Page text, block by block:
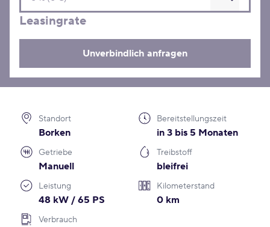
Leasingrate
Unverbindlich anfragen
Standort
Borken
Bereitstellungszeit
in 3 bis 5 Monaten
Getriebe
Manuell
Treibstoff
bleifrei
Leistung
48 kW / 65 PS
Kilometerstand
0 km
Verbrauch